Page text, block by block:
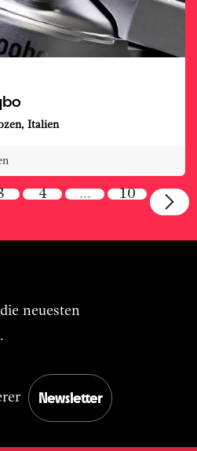
, Italien
4 … 10
neuesten
Newsletter